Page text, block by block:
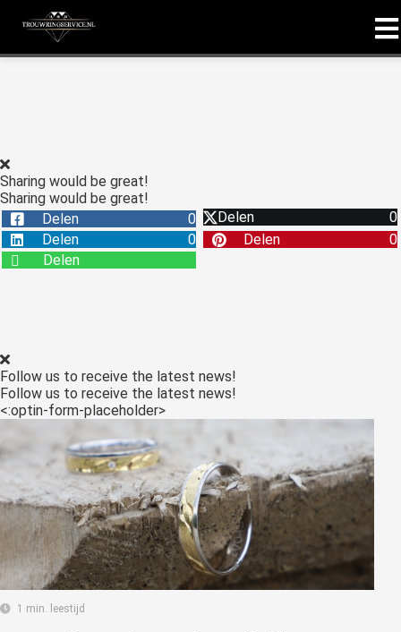
Sharing would be great!
Sharing would be great!
Delen
0 Delen
0
Delen
0 Delen
0
Delen
Follow us to receive the latest news!
Follow us to receive the latest news!
<:optin-form-placeholder>
1 min. leestijd